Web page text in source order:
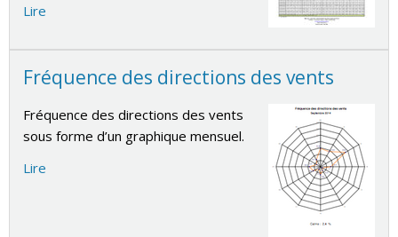
Lire
Fréquence des directions des vents
Fréquence des directions des vents
sous forme d’un graphique mensuel.
Lire